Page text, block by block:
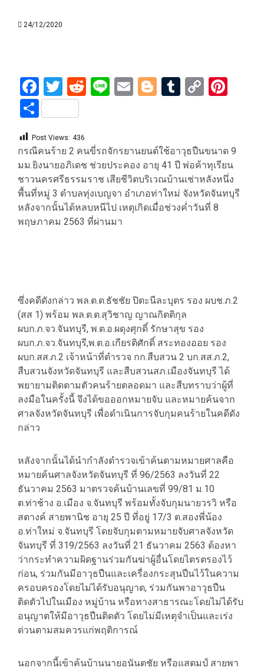
24/12/2020
Facebook
Twitter
Reddit
LineEmailBlogger
Tumblr
Copy
Share
Post Views: 436
กรณีคนร้าย 2 คนขี่รถจักรยานยนต์ใช้อาวุธปืนขนาด 9
มม.ยิงนายอภิเดช ช่วยประคอง อายุ 41 ปี พ่อค้าทุเรียน
ชาวนครศรีธรรมราช เสียชีวิตบริเวณบ้านเช่าหลังหนึ่ง
พื้นที่หมู่ 3 ตำบลทุ่งเบญจา อำเภอท่าใหม่ จังหวัดจันทบุรี
หลังจากนั้นได้หลบหนีไป เหตุเกิดเมื่อช่วงค่ำวันที่ 8
พฤษภาคม 2563 ที่ผ่านมา
ซึ่งคดีดังกล่าว พล.ต.ต.ธัชชัย ปิตะนีละบุตร รอง ผบช.ภ.2
(สส 1) พร้อม พล.ต.ต.สุวิชาญ ญาณกิตติกุล
ผบก.ภ.จว.จันทบุรี, พ.ต.อ.ผดุงศุกดิ์ รักษาสุข รอง
ผบก.ภ.จว.จันทบุรี,พ.ต.อ.เกียรติศักดิ์ สระทองออย รอง
ผบก.สส.ภ.2 เจ้าหน้าที่ตำรวจ กก.สืบสวน 2 บก.สส.ภ.2,
สืบสวนจังหวัดจันทบุรี และสืบสวนสภ.เมืองจันทบุรี ได้
พยายามติดตามตัวคนร้ายตลอดมา และสืบทราบว่าผู้ที่
ลงมือในครั้งนี้ จึงได้ขอออกหมายจับ และหมายค้นจาก
ศาลจังหวัดจันทบุรี เพื่อดำเนินการจับกุมคนร้ายในคดีดัง
กล่าว
หลังจากนั้นได้นำกำลังตำรวจเข้าค้นตามหมายศาลคือ
หมายค้นศาลจังหวัดจันทบุรี ที่ 96/2563 ลงวันที่ 22
ธันวาคม 2563 มาตรวจค้นบ้านเลขที่ 99/81 ม.10
ต.ท่าช้าง อ.เมือง จ.จันทบุรี พร้อมทั้งจับกุมนายวรวิ หรือ
สตางค์ สายพานิช อายุ 25 ปี ที่อยู่ 17/3 ต.สองพี่น้อง
อ.ท่าใหม่ จ.จันทบุรี โดยจับกุมตามหมายจับศาลจังหวัด
จันทบุรี ที่ 319/2563 ลงวันที่ 21 ธันวาคม 2563 ต้องหา
ว่ากระทำความผิดฐานร่วมกันฆ่าผู้อื่นโดยไตรตรองไว้
ก่อน, ร่วมกันมีอาวุธปืนและเครื่องกระสุนปืนไว้ในความ
ครอบครองโดยไม่ได้รับอนุญาต, ร่วมกันพาอาวุธปืน
ติดตัวไปในเมือง หมู่บ้าน หรือทางสาธารณะโดยไม่ได้รับ
อนุญาตให้มีอาวุธปืนติดตัว โดยไม่มีเหตุจำเป็นและเร่ง
ด่วนตามสมควรแก่พฤติการณ์
นอกจากนี้เข้าค้นบ้านนายอนันตชัย หรือแสตมป์ สายพา